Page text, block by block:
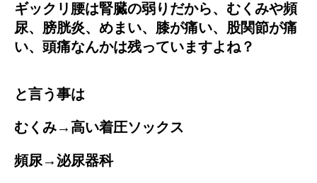
ギックリ腰は腎臓の弱りだから、むくみや頻
尿、膀胱炎、めまい、膝が痛い、股関節が痛
い、頭痛なんかは残っていますよね？
と言う事は
むくみ→高い着圧ソックス
頻尿→泌尿器科